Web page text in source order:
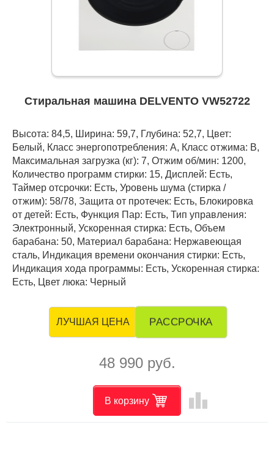
Стиральная машина DELVENTO VW52722
Высота: 84,5, Ширина: 59,7, Глубина: 52,7, Цвет:
Белый, Класс энергопотребления: A, Класс отжима: B,
Максимальная загрузка (кг): 7, Отжим об/мин: 1200,
Количество программ стирки: 15, Дисплей: Есть,
Таймер отсрочки: Есть, Уровень шума (стирка /
отжим): 58/78, Защита от протечек: Есть, Блокировка
от детей: Есть, Функция Пар: Есть, Тип управления:
Электронный, Ускоренная стирка: Есть, Объем
барабана: 50, Материал барабана: Нержавеющая
сталь, Индикация времени окончания стирки: Есть,
Индикация хода программы: Есть, Ускоренная стирка:
Есть, Цвет люка: Черный
ЛУЧШАЯ ЦЕНА РАССРОЧКА
48 990 руб.
В корзину leaderboard